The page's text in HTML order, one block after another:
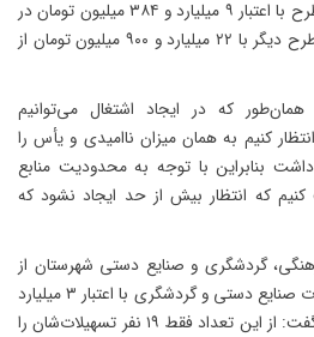
تسهیلات مختومه شدند و ۱۹۹ طرح با اعتبار ۹ میلیارد و ۳۸۴ میلیون تومان در
انتظار هستند ضمن اینکه ۶۶۹ طرح دیگر با ۲۲ میلیارد و ۹۰۰ میلیون تومان از
که در ایجاد اشتغال می‌توانیم
انتظار کنیم به همان میزان ناامیدی و یأس را
بنابراین با توجه به محدودیت منابع
کنیم که انتظار بیش از حد ایجاد نشود که
گردشگری و صنایع دستی شهرستان از
معرفی ۸۳ نفر برای اخذ تسهیلات صنایع دستی و گردشگری با اعتبار ۳ میلیارد
و ۲۹۵ میلیون تومان خبر داد و گفت: از این تعداد فقط ۱۹ نفر تسهیلات‌شان را